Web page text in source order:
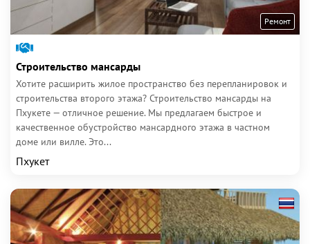
Ремонт
Строительство мансарды
Хотите расширить жилое пространство без перепланировок и
строительства второго этажа? Строительство мансарды на
Пхукете — отличное решение. Мы предлагаем быстрое и
качественное обустройство мансардного этажа в частном
доме или вилле. Это...
Пхукет